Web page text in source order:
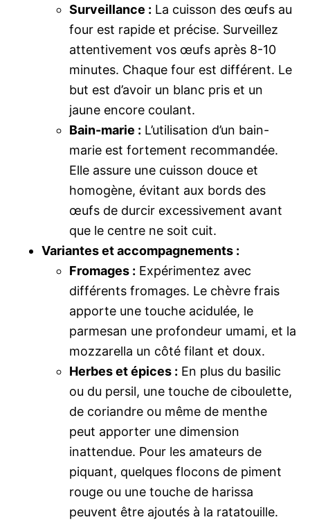
Surveillance : La cuisson des œufs au
four est rapide et précise. Surveillez
attentivement vos œufs après 8-10
minutes. Chaque four est différent. Le
but est d’avoir un blanc pris et un
jaune encore coulant.
Bain-marie : L’utilisation d’un bain-
marie est fortement recommandée.
Elle assure une cuisson douce et
homogène, évitant aux bords des
œufs de durcir excessivement avant
que le centre ne soit cuit.
Variantes et accompagnements :
Fromages : Expérimentez avec
différents fromages. Le chèvre frais
apporte une touche acidulée, le
parmesan une profondeur umami, et la
mozzarella un côté filant et doux.
Herbes et épices : En plus du basilic
ou du persil, une touche de ciboulette,
de coriandre ou même de menthe
peut apporter une dimension
inattendue. Pour les amateurs de
piquant, quelques flocons de piment
rouge ou une touche de harissa
peuvent être ajoutés à la ratatouille.